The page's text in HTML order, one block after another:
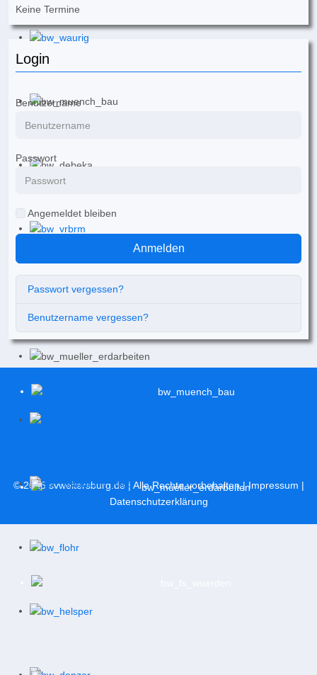
Keine Termine
Login
Benutzername
Passwort
Angemeldet bleiben
Anmelden
Passwort vergessen?
Benutzername vergessen?
© 2026 svweitersburg.de| Alle Rechte vorbehalten |Impressum |
Datenschutzerklärung